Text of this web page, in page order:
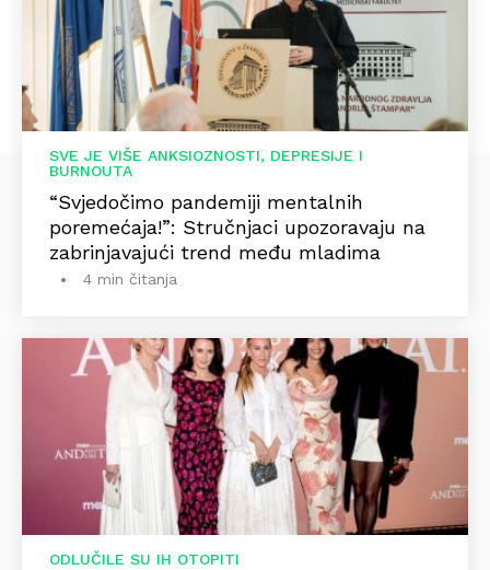
SVE JE VIŠE ANKSIOZNOSTI, DEPRESIJE I
BURNOUTA
“Svjedočimo pandemiji mentalnih
poremećaja!”: Stručnjaci upozoravaju na
zabrinjavajući trend među mladima
4 min čitanja
ODLUČILE SU IH OTOPITI